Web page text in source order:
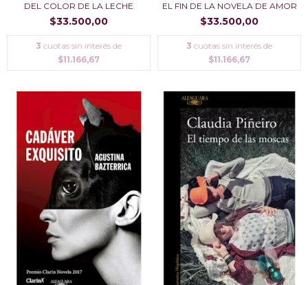
DEL COLOR DE LA LECHE
$33.500,00
3 cuotas sin interés de
$11.166,67
EL FIN DE LA NOVELA DE AMOR
$33.500,00
3 cuotas sin interés de
$11.166,67